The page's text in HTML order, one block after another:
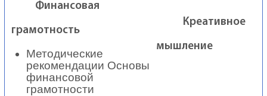
Финансовая
грамотность
Методические
рекомендации Основы
финансовой
грамотности
Креативное
мышление